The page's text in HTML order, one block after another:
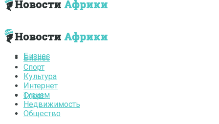
Бизнес
Спорт
Бизнес
Спорт
Культура
Интернет
Туризм
Недвижимость
Общество